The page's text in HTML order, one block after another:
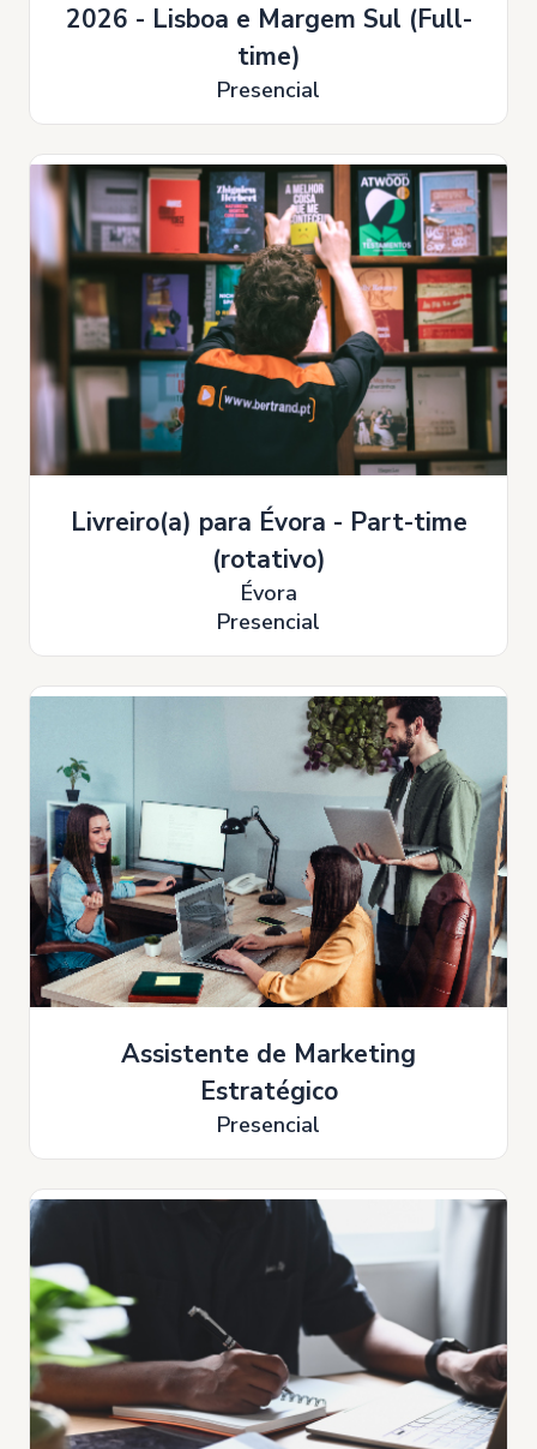
2026 - Lisboa e Margem Sul (Full-
time)
Presencial
Livreiro(a) para Évora - Part-time
(rotativo)
Évora
Presencial
Assistente de Marketing
Estratégico
Presencial